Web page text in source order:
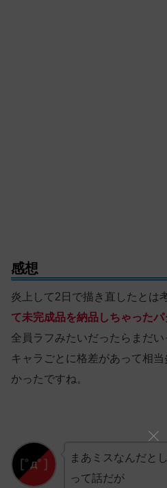
感想
炎上して2日で描き直したとは
て未完成品を納品しちゃったパ
全員ラフみたいだったらまだい
キャラごとに格差があって相
かったですね。
まあミスなんだと
って話だが